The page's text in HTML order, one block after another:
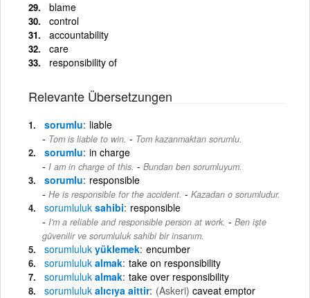
blame
control
accountability
care
responsibility of
Relevante Übersetzungen
sorumlu liable
Tom is liable to win. - Tom kazanmaktan sorumlu.
sorumlu in charge
I am in charge of this. - Bundan ben sorumluyum.
sorumlu responsible
He is responsible for the accident. - Kazadan o sorumludur.
sorumluluk sahibi responsible
I'm a reliable and responsible person at work. - Ben işte
güvenilir ve sorumluluk sahibi bir insanım.
sorumluluk yüklemek encumber
sorumluluk almak take on responsibility
sorumluluk almak take over responsibility
sorumluluk alıcıya aittir (Askeri) caveat emptor